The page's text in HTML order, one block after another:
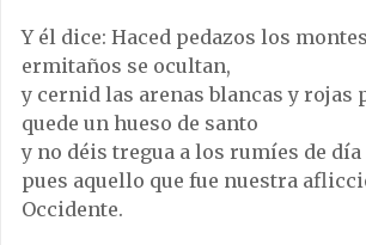
Y él dice: Haced pedazos los
ermitaños se ocultan,
y cernid las arenas blancas y rojas
quede un hueso de santo
y no déis tregua a los rumíes de
pues aquello que fue nuestra
Occidente.